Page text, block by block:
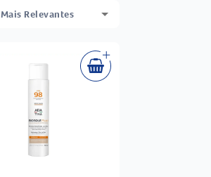
Mais Relevantes